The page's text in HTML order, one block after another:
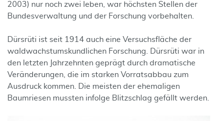
2003) nur noch zwei leben, war höchsten Stellen der
Bundesverwaltung und der Forschung vorbehalten.
Dürsrüti ist seit 1914 auch eine Versuchsfläche der
waldwachstumskundlichen Forschung. Dürsrüti war in
den letzten Jahrzehnten geprägt durch dramatische
Veränderungen, die im starken Vorratsabbau zum
Ausdruck kommen. Die meisten der ehemaligen
Baumriesen mussten infolge Blitzschlag gefällt werden.